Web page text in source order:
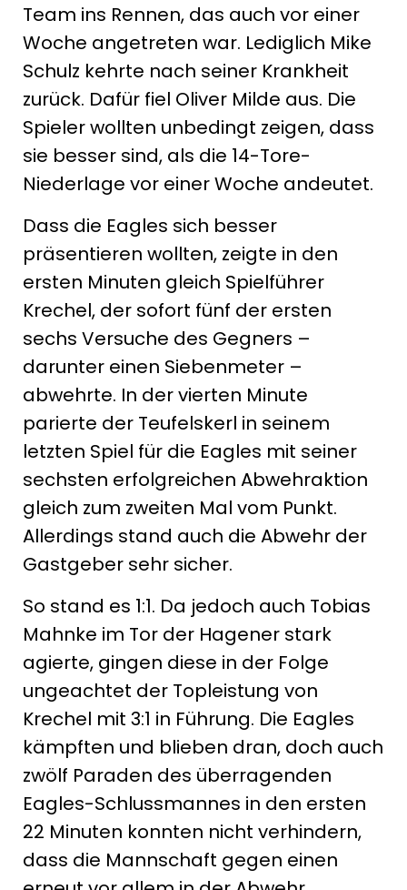
Team ins Rennen, das auch vor einer
Woche angetreten war. Lediglich Mike
Schulz kehrte nach seiner Krankheit
zurück. Dafür fiel Oliver Milde aus. Die
Spieler wollten unbedingt zeigen, dass
sie besser sind, als die 14-Tore-
Niederlage vor einer Woche andeutet.
Dass die Eagles sich besser
präsentieren wollten, zeigte in den
ersten Minuten gleich Spielführer
Krechel, der sofort fünf der ersten
sechs Versuche des Gegners –
darunter einen Siebenmeter –
abwehrte. In der vierten Minute
parierte der Teufelskerl in seinem
letzten Spiel für die Eagles mit seiner
sechsten erfolgreichen Abwehraktion
gleich zum zweiten Mal vom Punkt.
Allerdings stand auch die Abwehr der
Gastgeber sehr sicher.
So stand es 1:1. Da jedoch auch Tobias
Mahnke im Tor der Hagener stark
agierte, gingen diese in der Folge
ungeachtet der Topleistung von
Krechel mit 3:1 in Führung. Die Eagles
kämpften und blieben dran, doch auch
zwölf Paraden des überragenden
Eagles-Schlussmannes in den ersten
22 Minuten konnten nicht verhindern,
dass die Mannschaft gegen einen